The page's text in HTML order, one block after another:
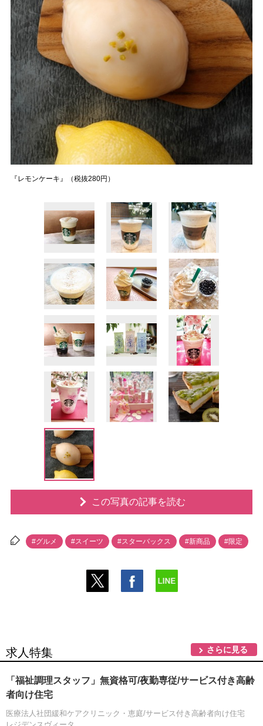
『レモンケーキ』（税抜280円）
この写真の記事を読む
#グルメ #スイーツ #スターバックス #新商品 #限定
求人特集 さらに見る
「福祉調理スタッフ」無資格可/夜勤専従/サービス付き高齢
者向け住宅
医療法人社団緩和ケアクリニック・恵庭/サービス付き高齢者向け住宅